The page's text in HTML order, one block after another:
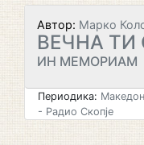
Автор: Марко
ВЕЧНА
ИН МЕМОРИАМ
Периодика:
- Радио Скопје